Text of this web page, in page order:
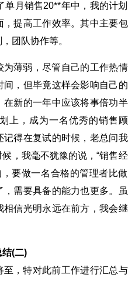
月销售20**年中，我的计划
，提高工作效率。其中主要包
团队协作等。
为薄弱，尽管自己的工作热情
，但毕竟这样会影响自己的
新的一年中应该将事倍功半
上，成为一名优秀的销售顾
记得在复试的时候，老总问我
，我毫不犹豫的说，“销售经
要做一名合格的管理者比做
需要具备的能力也更多。虽
信光明永远在前方，我会继
(二)
至，特对此前工作进行汇总与